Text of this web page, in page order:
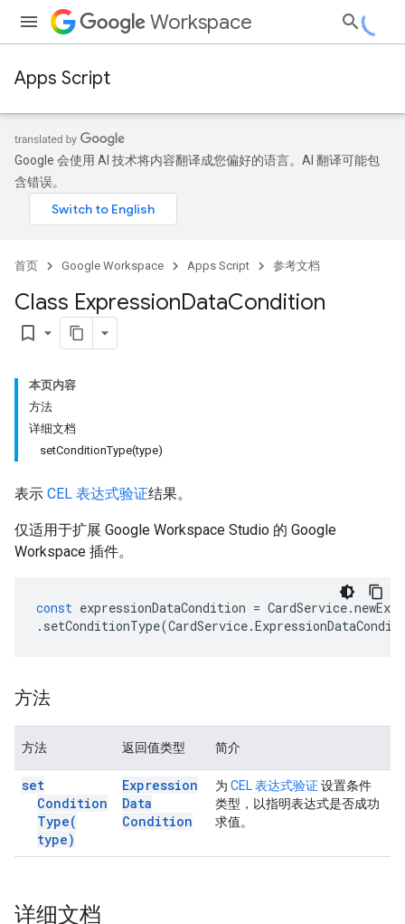
Workspace
Apps Script
Google 会使用 AI 技术将内容翻译成您偏好的语言。AI 翻译可能包
含错误。
首页 Google Workspace Apps Script 参考文档
Class ExpressionDataCondition
bookmark_border
本页内容
方法
详细文档
setConditionType(type)
表示 CEL 表达式验证结果。
仅适用于扩展 Google Workspace Studio 的 Google
Workspace 插件。
const expressionDataCondition = CardService.
. setConditionType(CardService.
方法
方法 返回值类型 简介
set
Condition
Type(
type)
Expression
Data
Condition
为 CEL 表达式验证 设置条件
类型，以指明表达式是否成功
求值。
详细文档